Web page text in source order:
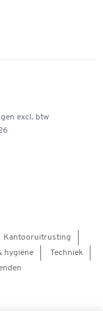
excl. btw
Kantooruitrusting
hygiëne
Techniek